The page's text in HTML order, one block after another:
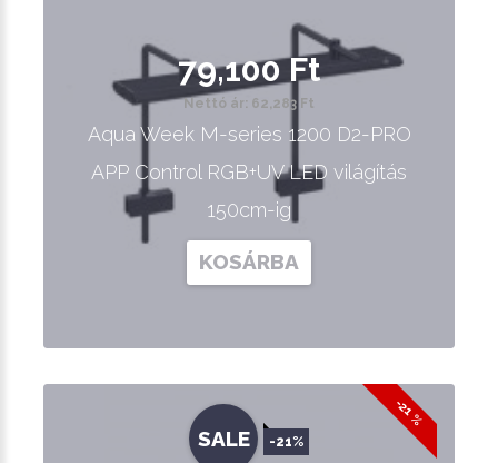
79,100 Ft
Nettó ár: 62,283 Ft
Aqua Week M-series 1200 D2-PRO
APP Control RGB+UV LED világítás
150cm-ig
KOSÁRBA
-21 %
SALE -21%